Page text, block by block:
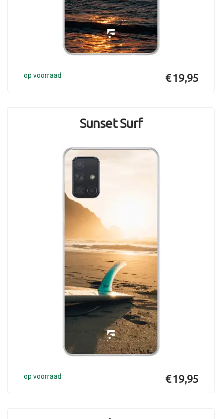
op voorraad € 19,95
Sunset Surf
op voorraad € 19,95